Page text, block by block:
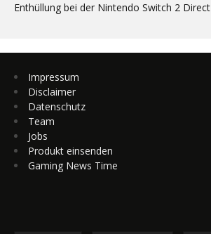
Enthüllung bei der Nintendo Switch 2 Direct
Impressum
Disclaimer
Datenschutz
Team
Jobs
Produkt einsenden
Gaming News Time